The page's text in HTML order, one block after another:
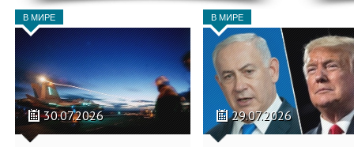
В МИРЕ
30.07.2026
В МИРЕ
29.07.2026